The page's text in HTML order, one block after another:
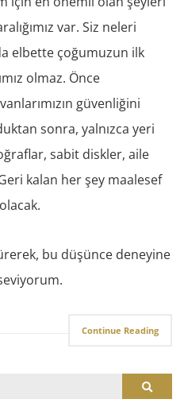
var. Siz neleri
elbette çoğumuzun ilk
olmaz. Önce
güvenliğini
sonra, yalnızca yeri
sabit diskler, aile
kalan her şey maalesef
bu düşünce deneyine
Continue Reading
Search